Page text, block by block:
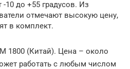
-10 до +55 градусов. Из
отмечают высокую цену,
в комплект.
1800 (Китай). Цена – около
работать с любым числом